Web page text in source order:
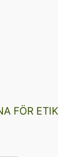
FÖR